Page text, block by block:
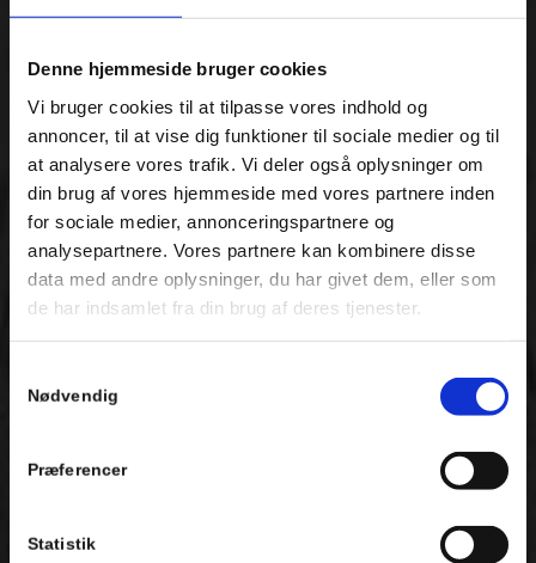
Denne hjemmeside bruger cookies
Vi bruger cookies til at tilpasse vores indhold og
annoncer, til at vise dig funktioner til sociale medier og til
at analysere vores trafik. Vi deler også oplysninger om
din brug af vores hjemmeside med vores partnere inden
for sociale medier, annonceringspartnere og
analysepartnere. Vores partnere kan kombinere disse
data med andre oplysninger, du har givet dem, eller som
de har indsamlet fra din brug af deres tjenester.
Nødvendig
Præferencer
Statistik